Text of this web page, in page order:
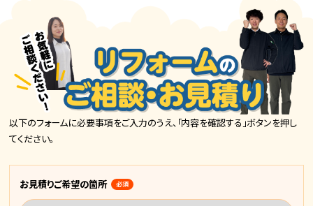
以下のフォームに必要事項をご入力のうえ、「内容を確認する」ボタンを押し
てください。
お見積りご希望の箇所 必須